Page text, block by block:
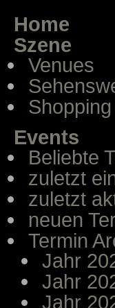
Home
Szene
Venues
Shopping
Events
Beliebte
zuletzt
zuletzt
neuen
Termin
Jahr
Jahr
Jahr